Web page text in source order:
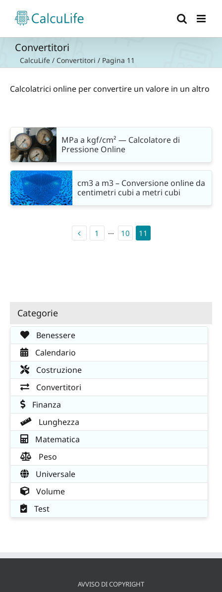
contenuto
Convertitori
CalcuLife / Convertitori / Pagina 11
Calcolatrici online per convertire un valore in un altro
MPa a kgf/cm² — Calcolatore di
Pressione Online
cm3 a m3 – Conversione online da
centimetri cubi a metri cubi
1 ··· 10 11
Categorie
Benessere
Calendario
Costruzione
Convertitori
Finanza
Lunghezza
Matematica
Peso
Universale
Volume
Test
AVVISO DI COPYRIGHT